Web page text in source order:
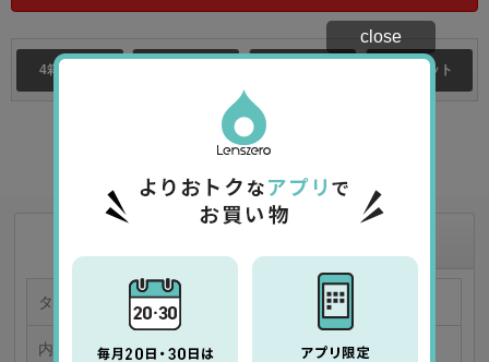
4箱セット 12箱セット
お気に入り商品に追加
タイプ カラー 1日使い捨てコンタクトレンズ
内容量 「1箱30枚入り／片眼30日分」
close